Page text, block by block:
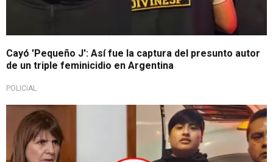
Cayó 'Pequeño J': Así fue la captura del presunto autor
de un triple feminicidio en Argentina
POLICIAL
En sus redes sociales